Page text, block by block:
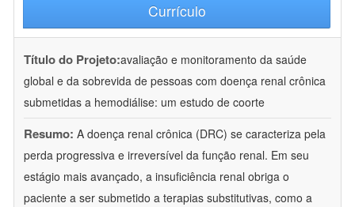
Currículo
Título do Projeto:avaliação e monitoramento da saúde
global e da sobrevida de pessoas com doença renal crônica
submetidas a hemodiálise: um estudo de coorte
Resumo: A doença renal crônica (DRC) se caracteriza pela
perda progressiva e irreversível da função renal. Em seu
estágio mais avançado, a insuficiência renal obriga o
paciente a ser submetido a terapias substitutivas, como a